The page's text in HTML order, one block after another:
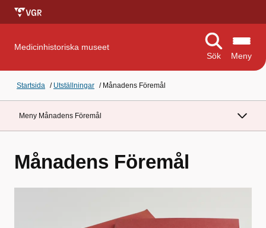
Medicinhistoriska museet
Sök
Meny
Startsida / Utställningar / Månadens Föremål
Meny Månadens Föremål
Månadens Föremål